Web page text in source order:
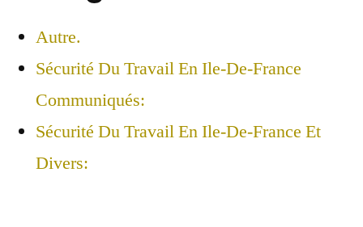
Autre.
Sécurité Du Travail En Ile-De-France
Communiqués:
Sécurité Du Travail En Ile-De-France Et
Divers: